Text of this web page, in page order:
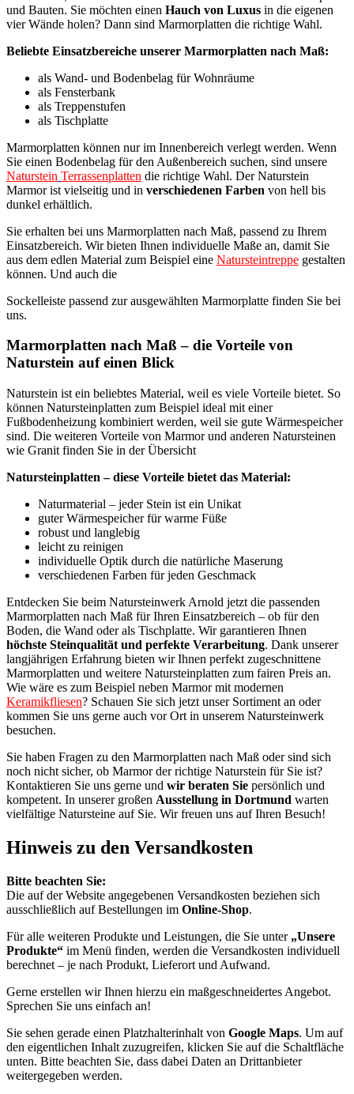
und Bauten. Sie möchten einen Hauch von Luxus in die eigenen
vier Wände holen? Dann sind Marmorplatten die richtige Wahl.
Beliebte Einsatzbereiche unserer Marmorplatten nach Maß:
als Wand- und Bodenbelag für Wohnräume
als Fensterbank
als Treppenstufen
als Tischplatte
Marmorplatten können nur im Innenbereich verlegt werden. Wenn
Sie einen Bodenbelag für den Außenbereich suchen, sind unsere
Naturstein Terrassenplatten die richtige Wahl. Der Naturstein
Marmor ist vielseitig und in verschiedenen Farben von hell bis
dunkel erhältlich.
Sie erhalten bei uns Marmorplatten nach Maß, passend zu Ihrem
Einsatzbereich. Wir bieten Ihnen individuelle Maße an, damit Sie
aus dem edlen Material zum Beispiel eine Natursteintreppe gestalten
können. Und auch die
Sockelleiste passend zur ausgewählten Marmorplatte finden Sie bei
uns.
Marmorplatten nach Maß – die Vorteile von
Naturstein auf einen Blick
Naturstein ist ein beliebtes Material, weil es viele Vorteile bietet. So
können Natursteinplatten zum Beispiel ideal mit einer
Fußbodenheizung kombiniert werden, weil sie gute Wärmespeicher
sind. Die weiteren Vorteile von Marmor und anderen Natursteinen
wie Granit finden Sie in der Übersicht
Natursteinplatten – diese Vorteile bietet das Material:
Naturmaterial – jeder Stein ist ein Unikat
guter Wärmespeicher für warme Füße
robust und langlebig
leicht zu reinigen
individuelle Optik durch die natürliche Maserung
verschiedenen Farben für jeden Geschmack
Entdecken Sie beim Natursteinwerk Arnold jetzt die passenden
Marmorplatten nach Maß für Ihren Einsatzbereich – ob für den
Boden, die Wand oder als Tischplatte. Wir garantieren Ihnen
höchste Steinqualität und perfekte Verarbeitung. Dank unserer
langjährigen Erfahrung bieten wir Ihnen perfekt zugeschnittene
Marmorplatten und weitere Natursteinplatten zum fairen Preis an.
Wie wäre es zum Beispiel neben Marmor mit modernen
Keramikfliesen? Schauen Sie sich jetzt unser Sortiment an oder
kommen Sie uns gerne auch vor Ort in unserem Natursteinwerk
besuchen.
Sie haben Fragen zu den Marmorplatten nach Maß oder sind sich
noch nicht sicher, ob Marmor der richtige Naturstein für Sie ist?
Kontaktieren Sie uns gerne und wir beraten Sie persönlich und
kompetent. In unserer großen Ausstellung in Dortmund warten
vielfältige Natursteine auf Sie. Wir freuen uns auf Ihren Besuch!
Hinweis zu den Versandkosten
Bitte beachten Sie:
Die auf der Website angegebenen Versandkosten beziehen sich
ausschließlich auf Bestellungen im Online-Shop.
Für alle weiteren Produkte und Leistungen, die Sie unter „Unsere
Produkte“ im Menü finden, werden die Versandkosten individuell
berechnet – je nach Produkt, Lieferort und Aufwand.
Gerne erstellen wir Ihnen hierzu ein maßgeschneidertes Angebot.
Sprechen Sie uns einfach an!
Sie sehen gerade einen Platzhalterinhalt von Google Maps. Um auf
den eigentlichen Inhalt zuzugreifen, klicken Sie auf die Schaltfläche
unten. Bitte beachten Sie, dass dabei Daten an Drittanbieter
weitergegeben werden.